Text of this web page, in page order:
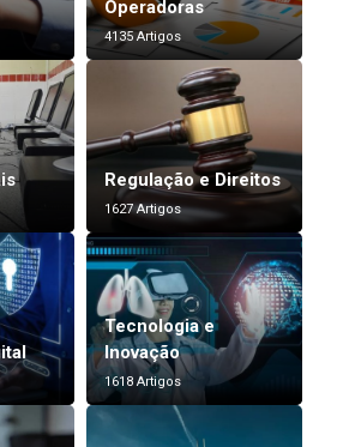
Operadoras
4135 Artigos
Regulação e Direitos
1627 Artigos
Tecnologia e
Inovação
1618 Artigos